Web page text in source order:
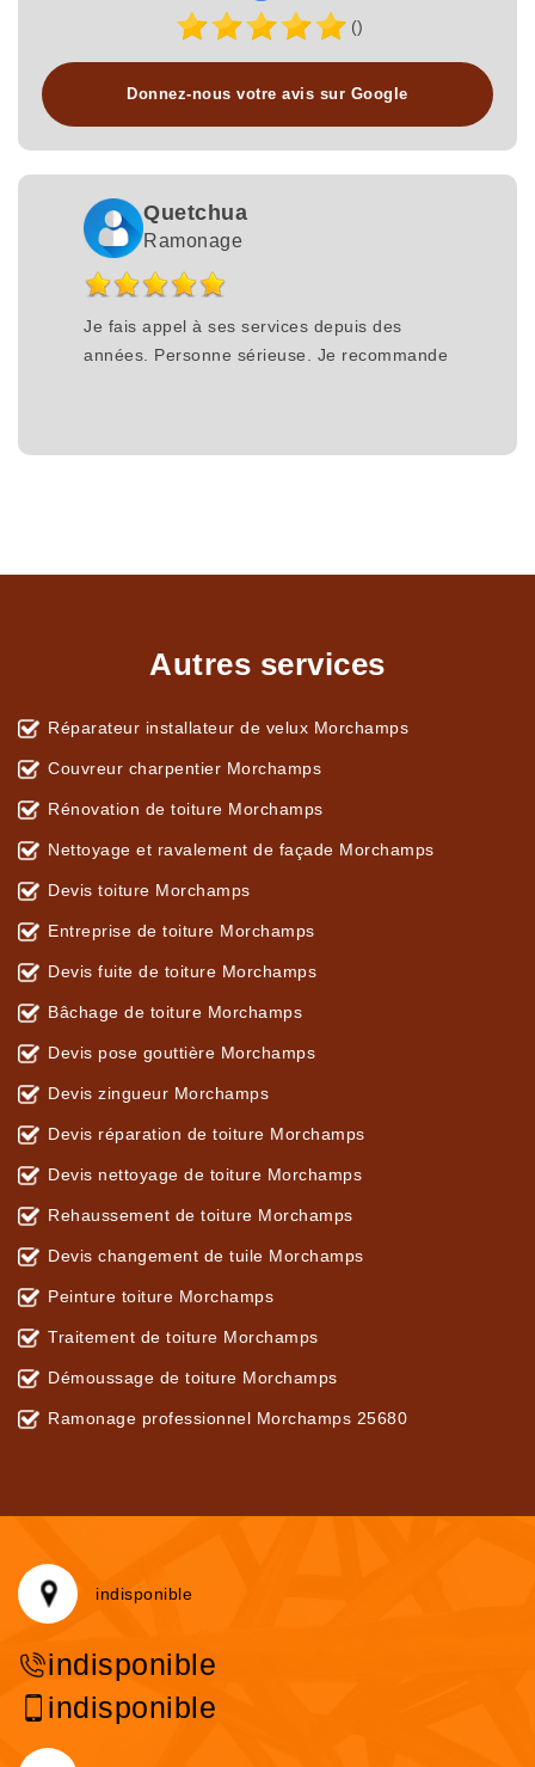
()
Donnez-nous votre avis sur Google
Quetchua
Ramonage
Je fais appel à ses services depuis des
années. Personne sérieuse. Je recommande
Autres services
Réparateur installateur de velux Morchamps
Couvreur charpentier Morchamps
Rénovation de toiture Morchamps
Nettoyage et ravalement de façade Morchamps
Devis toiture Morchamps
Entreprise de toiture Morchamps
Devis fuite de toiture Morchamps
Bâchage de toiture Morchamps
Devis pose gouttière Morchamps
Devis zingueur Morchamps
Devis réparation de toiture Morchamps
Devis nettoyage de toiture Morchamps
Rehaussement de toiture Morchamps
Devis changement de tuile Morchamps
Peinture toiture Morchamps
Traitement de toiture Morchamps
Démoussage de toiture Morchamps
Ramonage professionnel Morchamps 25680
indisponible
indisponible
indisponible